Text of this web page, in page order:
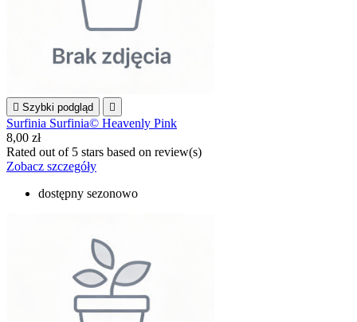
 Szybki podgląd 
Surfinia Surfinia© Heavenly Pink
8,00 zł
Rated out of 5 stars based on review(s)
Zobacz szczegóły
dostępny sezonowo